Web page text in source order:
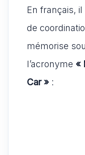
En français,
de
mémorise
l’acronyme «
Car »: